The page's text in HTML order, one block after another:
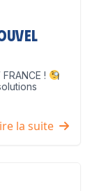
!
la suite